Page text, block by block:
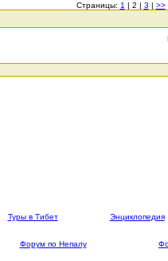
Страницы: 1 | 2 | 3 | >>
Туры в Тибет Энциклопедия
Форум по Непалу